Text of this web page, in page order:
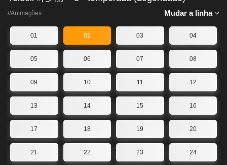
Mudar a linha
//Animações
01 02 03 04
05 06 07 08
09 10 11 12
13 14 15 16
17 18 19 20
21 22 23 24